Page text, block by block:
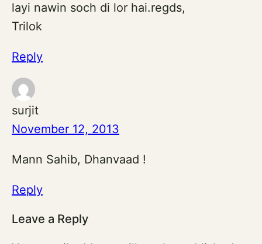
layi nawin soch di lor hai.regds,
Trilok
Reply
surjit
November 12, 2013
Mann Sahib, Dhanvaad !
Reply
Leave a Reply